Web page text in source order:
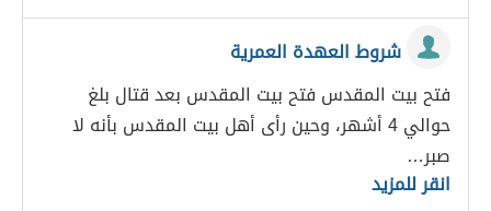
شروط العهدة العمرية
فتح بيت المقدس فتح بيت المقدس بعد قتال بلغ
حوالي 4 أشهر، وحين رأى أهل بيت المقدس بأنه لا
صبر…
انقر للمزيد